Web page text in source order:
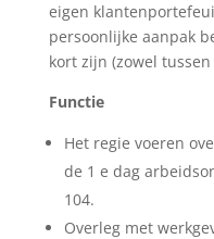
eigen
persoonlijke aanpak
kort zijn (zowel tussen
Functie
Het regie voeren
de 1 e dag
104.
Overleg met